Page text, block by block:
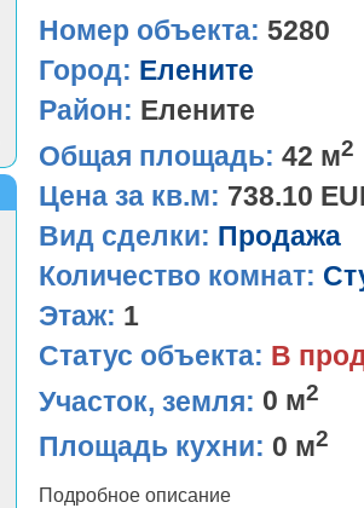
Номер объекта: 5280
Город: Елените
Район: Елените
Общая площадь: 42 м2
Цена за кв.м: 738.10
Вид сделки: Продажа
Количество комнат:
Этаж: 1
Статус объекта: В
Участок, земля: 0 м2
Площадь кухни: 0 м2
Подробное описание